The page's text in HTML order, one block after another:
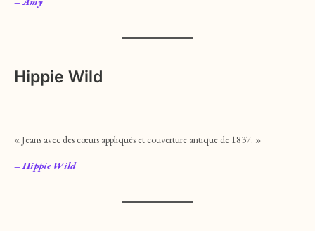
Hippie Wild
« Jeans avec des cœurs appliqués et couverture antique de 1837. »
– Hippie Wild